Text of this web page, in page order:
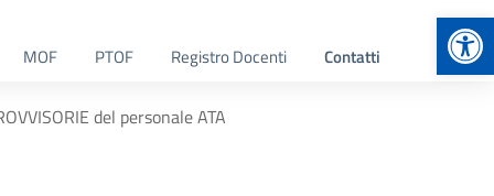
MOF PTOF Registro Docenti Contatti
del personale ATA